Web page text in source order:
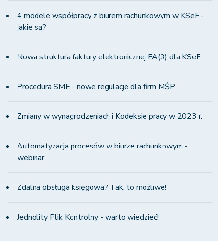
4 modele współpracy z biurem rachunkowym w KSeF -
jakie są?
Nowa struktura faktury elektronicznej FA(3) dla KSeF
Procedura SME - nowe regulacje dla firm MŚP
Zmiany w wynagrodzeniach i Kodeksie pracy w 2023 r.
Automatyzacja procesów w biurze rachunkowym -
webinar
Zdalna obsługa księgowa? Tak, to możliwe!
Jednolity Plik Kontrolny - warto wiedzieć!